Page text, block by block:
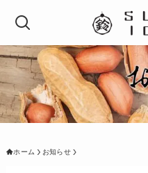
ホーム お知らせ